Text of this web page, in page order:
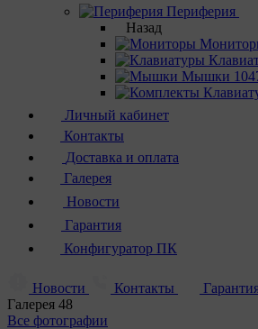
Периферия
Назад
Мышки
Личный кабинет
Контакты
Доставка и оплата
Галерея
Новости
Гарантия
Конфигуратор ПК
Новости Контакты
Галерея 48
Все фотографии